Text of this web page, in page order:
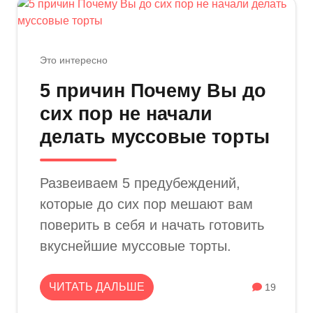
Это интересно
5 причин Почему Вы до
сих пор не начали
делать муссовые торты
Развеиваем 5 предубеждений,
которые до сих пор мешают вам
поверить в себя и начать готовить
вкуснейшие муссовые торты.
ЧИТАТЬ ДАЛЬШЕ 19